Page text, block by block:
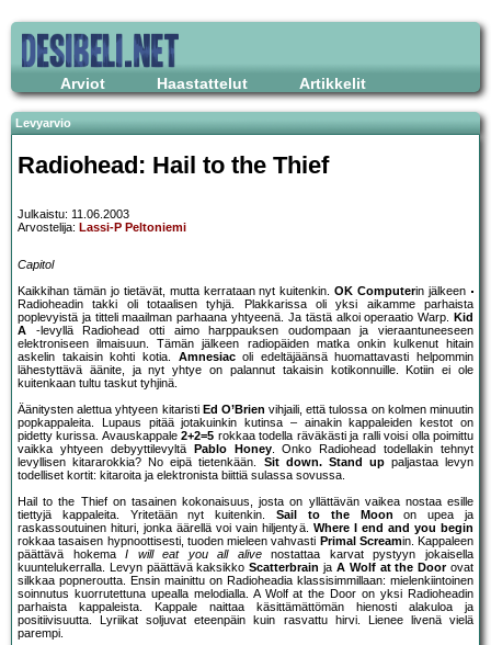
Arviot Haastattelut Artikkelit
Levyarvio
Radiohead: Hail to the Thief
Julkaistu: 11.06.2003
Arvostelija: Lassi-P Peltoniemi
Capitol
Kaikkihan tämän jo tietävät, mutta kerrataan nyt kuitenkin.OK Computerin jälkeen
Radioheadin takki oli totaalisen tyhjä. Plakkarissa oli yksi aikamme parhaista
poplevyistä ja titteli maailman parhaana yhtyeenä. Ja tästä alkoi operaatio Warp. Kid
A -levyllä Radiohead otti aimo harppauksen oudompaan ja vieraantuneeseen
elektroniseen ilmaisuun. Tämän jälkeen radiopäiden matka onkin kulkenut hitain
askelin takaisin kohti kotia. Amnesiacoli edeltäjäänsä huomattavasti helpommin
lähestyttävä äänite, ja nyt yhtye on palannut takaisin kotikonnuille. Kotiin ei ole
kuitenkaan tultu taskut tyhjinä.
Äänitysten alettua yhtyeen kitaristi Ed O’Brien vihjaili, että tulossa on kolmen minuutin
popkappaleita. Lupaus pitää jotakuinkin kutinsa – ainakin kappaleiden kestot on
pidetty kurissa. Avauskappale2+2=5 rokkaa todella räväkästi ja ralli voisi olla poimittu
vaikka yhtyeen debyyttilevyltä
Pablo Honey. Onko Radiohead todellakin tehnyt
levyllisen kitararokkia? No eipä tietenkään. Sit down. Stand uppaljastaa levyn
todelliset kortit: kitaroita ja elektronista biittiä sulassa sovussa.
Hail to the Thief on tasainen kokonaisuus, josta on yllättävän vaikea nostaa esille
tiettyjä kappaleita. Yritetään nyt kuitenkin.Sail to the Moon on upea ja
raskassoutuinen hituri, jonka äärellä voi vain hiljentyä. Where I end and you begin
rokkaa tasaisen hypnoottisesti, tuoden mieleen vahvasti Primal Screamin. Kappaleen
päättävä hokemaI will eat you all alivenostattaa karvat pystyyn jokaisella
kuuntelukerralla. Levyn päättävä kaksikkoScatterbrain ja A Wolf at the Doorovat
silkkaa popneroutta. Ensin mainittu on Radioheadia klassisimmillaan: mielenkiintoinen
soinnutus kuorrutettuna upealla melodialla. A Wolf at the Door on yksi Radioheadin
parhaista kappaleista. Kappale naittaa käsittämättömän hienosti alakuloa ja
positiivisuutta. Lyriikat soljuvat eteenpäin kuin rasvattu hirvi. Lienee livenä vielä
parempi.